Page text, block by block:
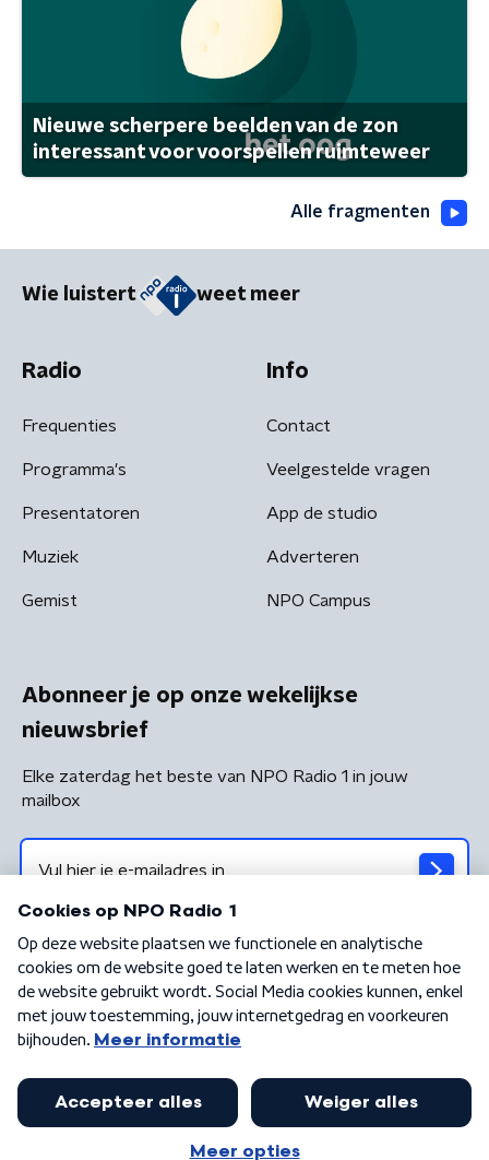
Nieuwe scherpere beelden van de zon
interessant voor voorspellen ruimteweer
Alle fragmenten
Wie luistert weet meer
Radio
Frequenties
Programma's
Presentatoren
Muziek
Gemist
Info
Contact
Veelgestelde vragen
App de studio
Adverteren
NPO Campus
Abonneer je op onze wekelijkse
nieuwsbrief
Elke zaterdag het beste van NPO Radio 1 in jouw
mailbox
Algemene voorwaarden